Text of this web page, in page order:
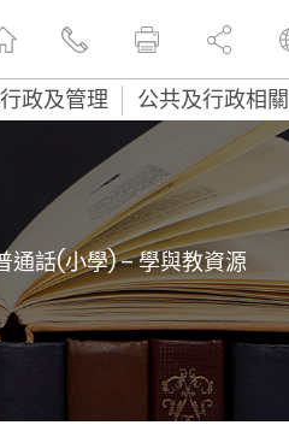
政及管理 公共及行政相關
通話(小學) – 學與教資源